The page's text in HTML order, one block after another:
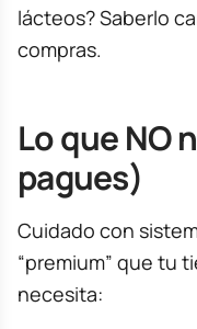
lácteos? Saberlo
compras.
Lo que NO
pagues)
Cuidado con
“premium” que tu
necesita: